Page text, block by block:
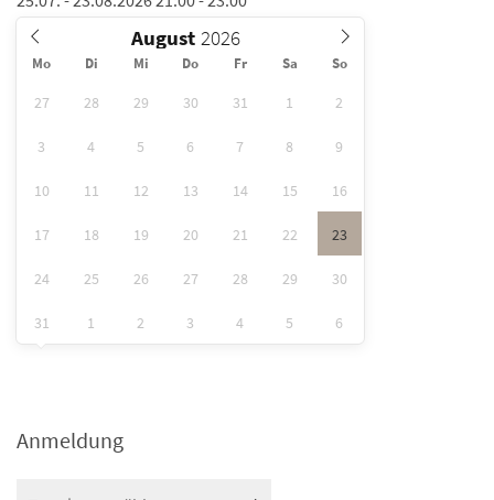
August
Mo Di Mi Do Fr Sa So
27 28 29 30 31 1 2
3 4 5 6 7 8 9
10 11 12 13 14 15 16
17 18 19 20 21 22 23
24 25 26 27 28 29 30
31 1 2 3 4 5 6
Anmeldung